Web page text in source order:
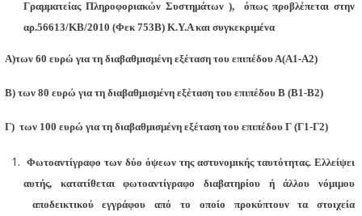
Γραμματείας Πληροφοριακών Συστημάτων ), όπως προβλέπεται στην
αρ.56613/ΚΒ/2010 (Φεκ 753Β) Κ.Υ.Α και συγκεκριμένα
60 ευρώ για τη διαβαθμισμένη εξέταση του επιπέδου Α(Α1-Α2)
80 ευρώ για τη διαβαθμισμένη εξέταση του επιπέδου Β (Β1-Β2)
100 ευρώ για τη διαβαθμισμένη εξέταση του επιπέδου Γ (Γ1-Γ2)
Φωτοαντίγραφο των δύο όψεων της αστυνομικής ταυτότητας. Ελλείψει
αυτής, κατατίθεται φωτοαντίγραφο διαβατηρίου ή άλλου νόμιμου
αποδεικτικού εγγράφου από το οποίο προκύπτουν τα στοιχεία